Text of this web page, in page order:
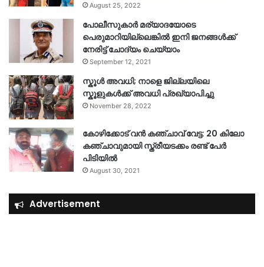
August 25, 2022
പോലീസുകാര്‍ മര്യാദയോടെ
പെരുമാറിയില്ലെങ്കില്‍ ഇനി ജനങ്ങള്‍ക്ക്
നേരിട്ട് ചോദ്യം ചെയ്യാം
September 12, 2021
സ്കൂൾ അവധി; നാളെ ജില്ലയിലെ
സ്കൂളുകൾക്ക് അവധി പ്രഖ്യാപിച്ചു
November 28, 2022
കോഴിക്കോട് വൻ കഞ്ചാവ് വേട്ട: 20 കിലോ
കഞ്ചാവുമായി സ്ത്രീയടക്കം രണ്ട് പേർ
പിടിയിൽ
August 30, 2021
Advertisement